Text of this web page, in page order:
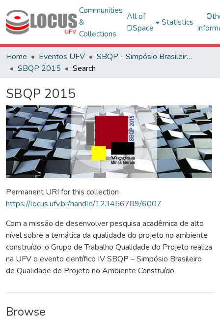
Communities
&
Collections
All of
DSpace
Statistics
Home Eventos UFV
SBQP - Simpósio Brasileiro de Qualidade do Projeto no Ambiente Construído
SBQP 2015
Search
SBQP 2015
Permanent URI for this collection
https://locus.ufv.br/handle/123456789/6007
Com a missão de desenvolver pesquisa acadêmica de alto
nível sobre a temática da qualidade do projeto no ambiente
construído, o Grupo de Trabalho Qualidade do Projeto realiza
na UFV o evento científico IV SBQP – Simpósio Brasileiro
de Qualidade do Projeto no Ambiente Construído.
Browse